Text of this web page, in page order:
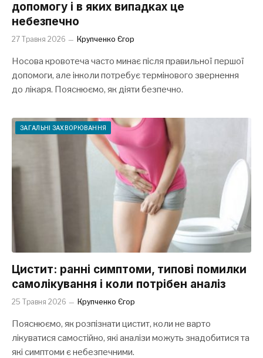
допомогу і в яких випадках це
небезпечно
27 Травня 2026 Крупченко Єгор
Носова кровотеча часто минає після правильної першої
допомоги, але інколи потребує термінового звернення
до лікаря. Пояснюємо, як діяти безпечно.
ЗАГАЛЬНІ ЗАХВОРЮВАННЯ
Цистит: ранні симптоми, типові помилки
самолікування і коли потрібен аналіз
25 Травня 2026 Крупченко Єгор
Пояснюємо, як розпізнати цистит, коли не варто
лікуватися самостійно, які аналізи можуть знадобитися та
які симптоми є небезпечними.